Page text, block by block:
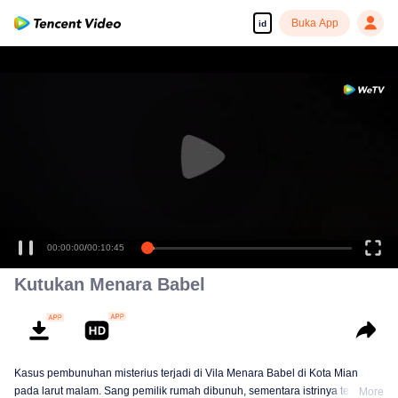
id Buka App
00:00:00/00:10:45
Kutukan Menara Babel
Kasus pembunuhan misterius terjadi di Vila Menara Babel di Kota Mian
pada larut malam. Sang pemilik rumah dibunuh, sementara istrinya tewasMore